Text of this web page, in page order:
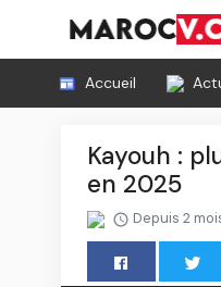
Accueil
Kayouh :
en 2025
Depuis 2